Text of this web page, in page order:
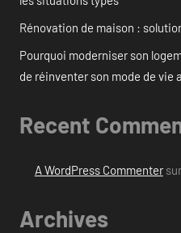
Rénovation de maison :
Pourquoi moderniser son
de réinventer son mode de vie
Recent
A WordPress Commentersur
Archives